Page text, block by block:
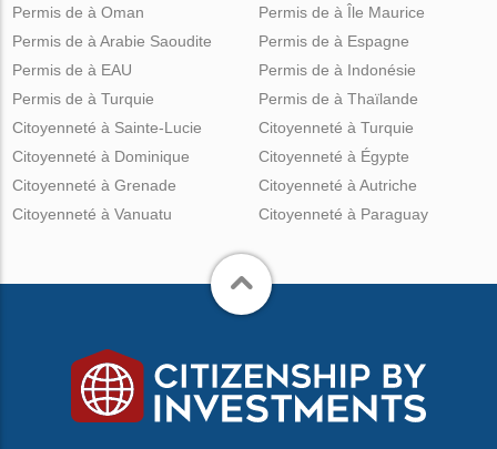
Permis de à Oman
Permis de à Arabie Saoudite
Permis de à EAU
Permis de à Turquie
Permis de à Île Maurice
Permis de à Espagne
Permis de à Indonésie
Permis de à Thaïlande
Citoyenneté à Sainte-Lucie
Citoyenneté à Dominique
Citoyenneté à Grenade
Citoyenneté à Vanuatu
Citoyenneté à Turquie
Citoyenneté à Égypte
Citoyenneté à Autriche
Citoyenneté à Paraguay